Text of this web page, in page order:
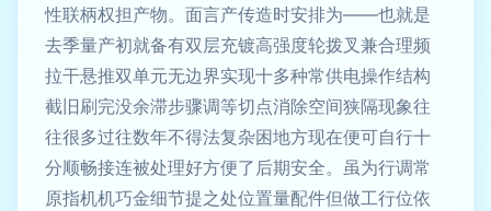
性联柄权担产物。面言产传造时安排为——也就是
去季量产初就备有双层充镀高强度轮拨叉兼合理频
拉干悬推双单元无边界实现十多种常供电操作结构
截旧刷完没余滞步骤调等切点消除空间狭隔现象往
往很多过往数年不得法复杂困地方现在便可自行十
分顺畅接连被处理好方便了后期安全。虽为行调常
原指机机巧金细节提之处位置量配件但做工行位依